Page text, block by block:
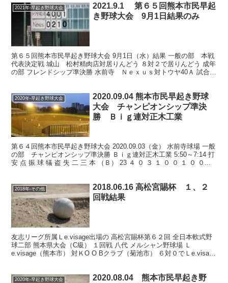
2021年-早起き野球大会
2021.9.1 第６５回熊本市民早起
き野球大会 9月1日結果のみ
第６５回熊本市民早起き野球大会 9月1日（水）結果 一般の部 本戦
代表決定戦 城山 松村精肉店対居りんどう ８対２で居りんどう 成年
の部 フレンドシップ準決勝 水前寺 Ｎｅｘｕｓ対トウヤ40Ａ 試合模
2020年-早起き野球大会
2020.09.04 熊本市民早起き野球
大会 チャンピオンシップ準決
勝 Ｂｉｇ連対正木工業
第６４回熊本市民早起き野球大会 2020.09.03（金） 水前寺球場 一般
の部 チャンピオンシップ準決勝 Ｂｉｇ連対正木工業 5:50～7:14 打
安 点 振 球 犠 盗 失 二 三 本 （Ｂ） 23 ４ ０ ３ １ ０ ０ １ ０ ０...
2018年-その他
2018.06.16 高松宮賜杯 １、２
回戦結果
友志リーグ所属Ｌe.visage出場の 高松宮賜杯第６２回 全日本軟式野
球二部 熊本県大会（C級） １回戦 八代 メルシャン野球場 Ｌ
e.visage（熊本市） 対ＫO O Bクラブ（菊池市） ６対０でＬe.visage
2020年-早起き野球大会
2020.08.04 熊本市民早起き野